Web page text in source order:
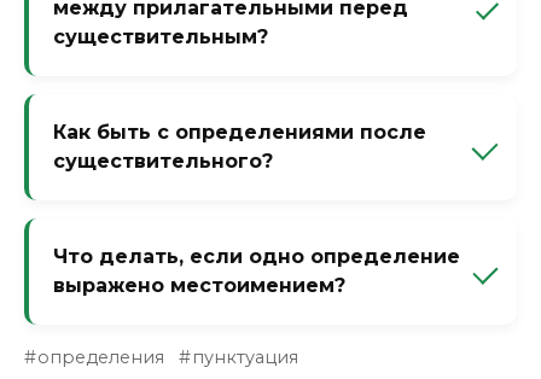
между прилагательными перед
существительным?
(характеризуют предмет с разных сторон)
запятой не разделяются. «Новый красный
признаки.
Как быть с определениями после
существительного?
запятыми. «Автомобиль новый, красный,
быстрый» — запятые нужны, даже если до
неоднородными.
Что делать, если одно определение
выражено местоимением?
прилагательное обычно не образуют
определения пунктуация